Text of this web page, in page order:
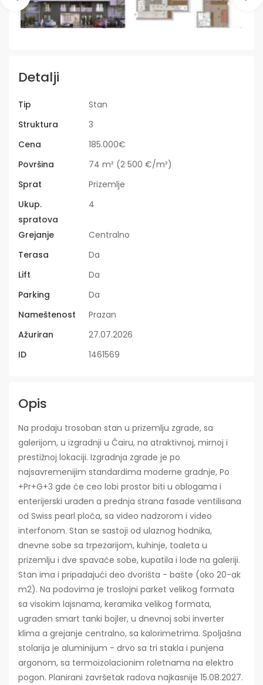
Detalji
Tip
Stan
Struktura
3
Cena
185.000€
Površina
74 m² (2 500 €/m²)
Sprat
Prizemlje
Ukup.
spratova
4
Grejanje
Centralno
Terasa
Da
Lift
Da
Parking
Da
Nameštenost
Prazan
Ažuriran
27.07.2026
ID
1461569
Opis
Na prodaju trosoban stan u prizemlju zgrade, sa
galerijom, u izgradnji u Čairu, na atraktivnoj, mirnoj i
prestižnoj lokaciji. Izgradnja zgrade je po
najsavremenijim standardima moderne gradnje, Po
+Pr+G+3 gde će ceo lobi prostor biti u oblogama i
enterijerski urađen a prednja strana fasade ventilisana
od Swiss pearl ploča, sa video nadzorom i video
interfonom. Stan se sastoji od ulaznog hodnika,
dnevne sobe sa trpezarijom, kuhinje, toaleta u
prizemlju i dve spavaće sobe, kupatila i lođe na galeriji.
Stan ima i pripadajući deo dvorišta - bašte (oko 20-ak
m2). Na podovima je troslojni parket velikog formata
sa visokim lajsnama, keramika velikog formata,
ugrađen smart tanki bojler, u dnevnoj sobi inverter
klima a grejanje centralno, sa kalorimetrima. Spoljašna
stolarija je aluminijum - drvo sa tri stakla i punjena
argonom, sa termoizolacionim roletnama na elektro
pogon. Planirani završetak radova najkasnije 15.08.2027.